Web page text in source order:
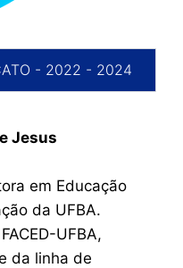
- 2022 - 2024
Jesus
em Educação
da UFBA.
UFBA,
da linha de